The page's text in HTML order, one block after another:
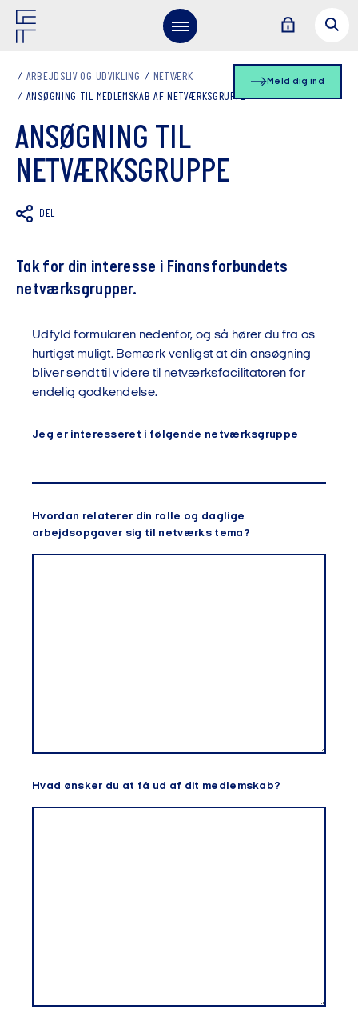
Meld dig ind
ARBEJDSLIV OG UDVIKLING
NETVÆRK
ANSØGNING TIL MEDLEMSKAB AF NETVÆRKSGRUPPE
ANSØGNING TIL
NETVÆRKSGRUPPE
DEL
Tak for din interesse i Finansforbundets
netværksgrupper.
Udfyld formularen nedenfor, og så hører du fra os
hurtigst muligt. Bemærk venligst at din ansøgning
bliver sendt til videre til netværksfacilitatoren for
endelig godkendelse.
Jeg er interesseret i følgende netværksgruppe
Hvordan relaterer din rolle og daglige
arbejdsopgaver sig til netværks tema?
Hvad ønsker du at få ud af dit medlemskab?